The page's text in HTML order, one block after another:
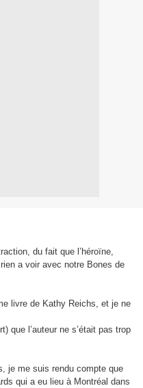
du fait que l’héroïne,
a voir avec notre Bones de
livre de Kathy Reichs, et je ne
que l’auteur ne s’était pas trop
je me suis rendu compte que
qui a eu lieu à Montréal dans